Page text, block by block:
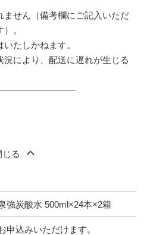
せん（備考欄にご記入いただ
。
たしかねます。
により、配送に遅れが生じる
じる
強炭酸水 500ml×24本×2箱
申込みいただけます。